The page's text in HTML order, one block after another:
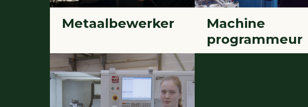
Metaalbewerker
Machine
programmeur